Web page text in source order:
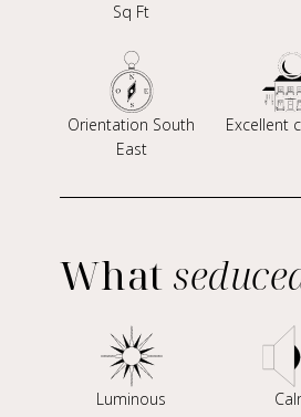
Sq Ft
Orientation South
East
Excellent
What
Luminous